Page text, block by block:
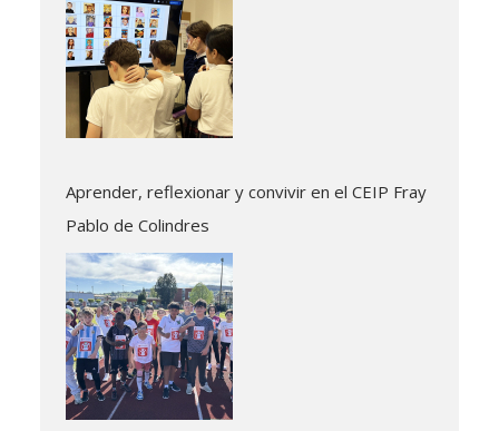
Aprender, reflexionar y convivir en el CEIP Fray
Pablo de Colindres